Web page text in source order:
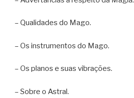
– Qualidades do Mago.
– Os instrumentos do Mago.
– Os planos e suas vibrações.
– Sobre o Astral.